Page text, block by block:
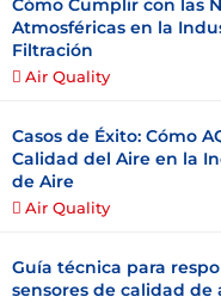
Cómo Cumplir con las
Atmosféricas en la
Filtración
Air Quality
Casos de Éxito: Cómo
Calidad del Aire en la
de Aire
Air Quality
Guía técnica para
sensores de calidad